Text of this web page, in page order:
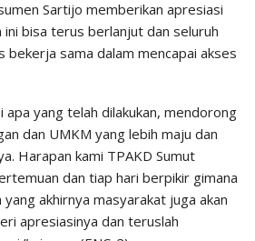
Sartijo memberikan apresiasi
bisa terus berlanjut dan seluruh
bekerja sama dalam mencapai akses
apa yang telah dilakukan, mendorong
dan UMKM yang lebih maju dan
Harapan kami TPAKD Sumut
dan tiap hari berpikir gimana
akhirnya masyarakat juga akan
apresiasinya dan teruslah